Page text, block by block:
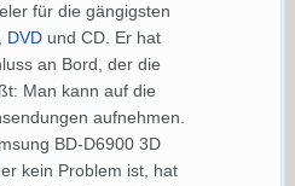
für die gängigsten
DVD und CD. Er hat
an Bord, der die
Man kann auf die
aufnehmen.
BD-D6900 3D
kein Problem ist, hat